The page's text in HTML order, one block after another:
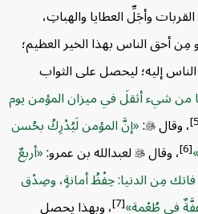
وأجَلِّ العطايا والهباتِ،
أحق الناس بهذا الخير العظيم؛
إليه؛ ليحصل على الثواب
أثقلَ في ميزان المؤمن يوم

: إنَّ المؤمن لَيُدْرِكُ بحُسن
لعبدالله بن عمرو: أربعٌ
مِن الدنيا: حِفْظُ أمانةٍ، وصِدْق
طُعْمة [7] ، وبهذا يحصل